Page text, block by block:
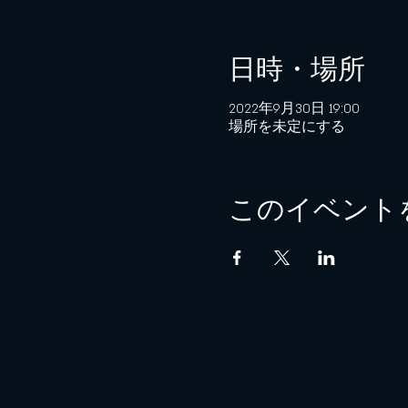
日時・場所
2022年9月30日 19:00
場所を未定にする
このイベント